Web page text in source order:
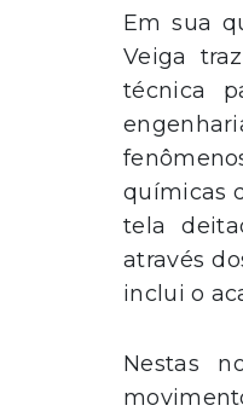
Em sua
Veiga
técnica
químicas
tela
através
inclui o
Nestas